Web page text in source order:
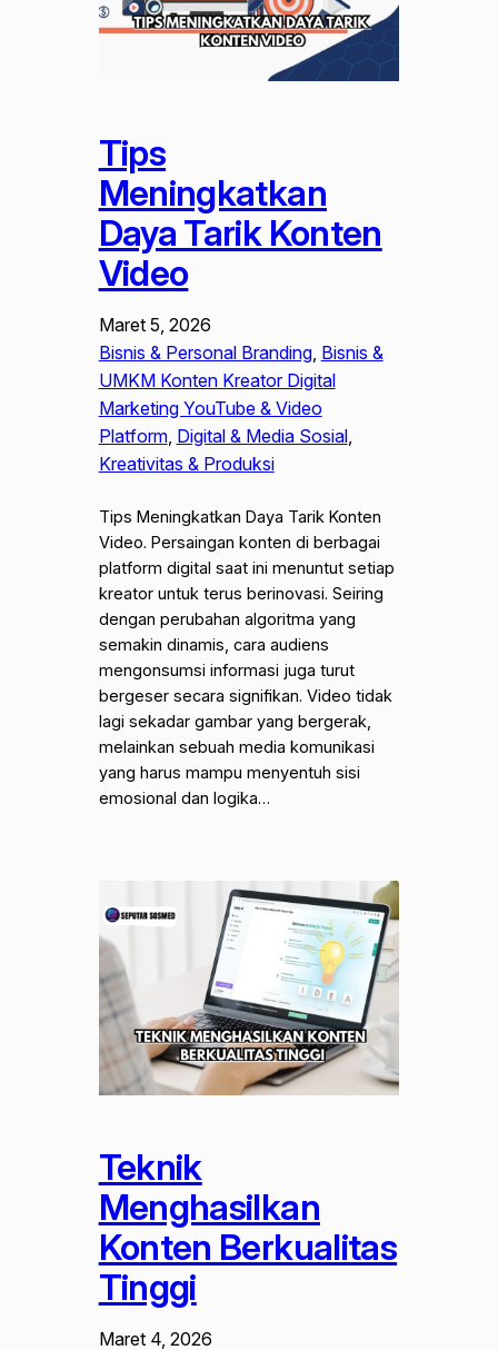
Tips
Meningkatkan
Daya Tarik Konten
Video
Maret 5, 2026
Bisnis & Personal Branding, Bisnis &
UMKM Konten Kreator Digital
Marketing YouTube & Video
Platform, Digital & Media Sosial
Kreativitas & Produksi
Tips Meningkatkan Daya Tarik Konten
Video. Persaingan konten di berbagai
platform digital saat ini menuntut setiap
kreator untuk terus berinovasi. Seiring
dengan perubahan algoritma yang
semakin dinamis, cara audiens
mengonsumsi informasi juga turut
bergeser secara signifikan. Video tidak
lagi sekadar gambar yang bergerak,
melainkan sebuah media komunikasi
yang harus mampu menyentuh sisi
emosional dan logika…
Teknik
Menghasilkan
Konten Berkualitas
Tinggi
Maret 4, 2026